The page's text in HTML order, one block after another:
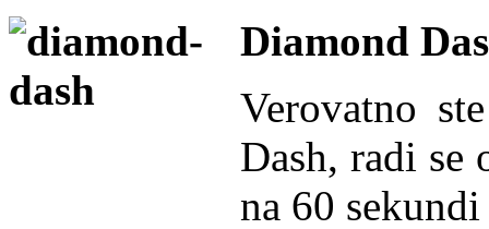
Diamond
Verovatno
Dash, radi se
na 60